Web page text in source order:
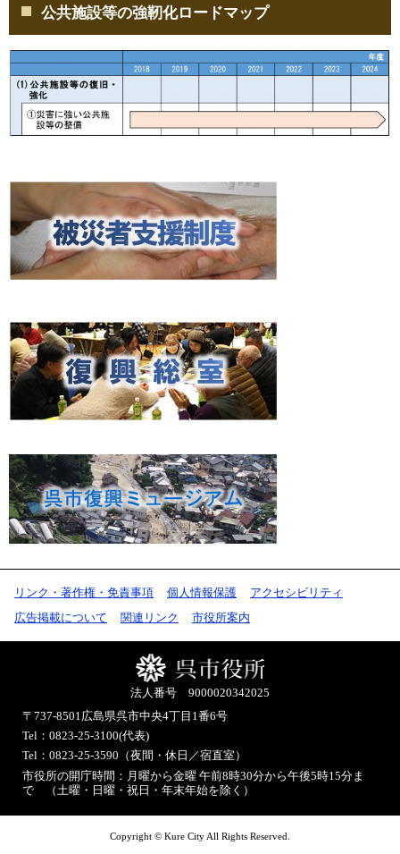
公共施設等の強靭化ロードマップ
リンク・著作権・免責事項 個人情報保護
アクセシビリティ
広告掲載について
関連リンク 市役所案内
法人番号 9000020342025
〒737-8501 広島県呉市中央4丁目1番6号
Tel：0823-25-3100(代表)
Tel：0823-25-3590（夜間・休日／宿直室）
市役所の開庁時間：月曜から金曜 午前8時30分から午後5時15分ま
で （土曜・日曜・祝日・年末年始を除く）
Copyright © Kure City All Rights Reserved.